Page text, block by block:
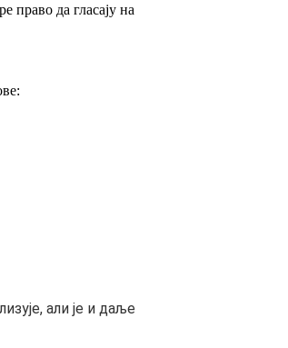
право да гласају на
али је и даље